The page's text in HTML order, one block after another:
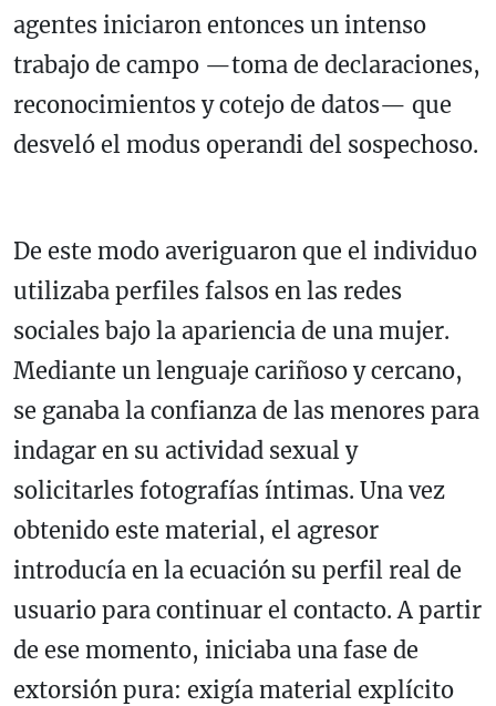
agentes iniciaron entonces un intenso
trabajo de campo —toma de declaraciones,
reconocimientos y cotejo de datos— que
desveló el modus operandi del sospechoso.
De este modo averiguaron que el individuo
utilizaba perfiles falsos en las redes
sociales bajo la apariencia de una mujer.
Mediante un lenguaje cariñoso y cercano,
se ganaba la confianza de las menores para
indagar en su actividad sexual y
solicitarles fotografías íntimas. Una vez
obtenido este material, el agresor
introducía en la ecuación su perfil real de
usuario para continuar el contacto. A partir
de ese momento, iniciaba una fase de
extorsión pura: exigía material explícito